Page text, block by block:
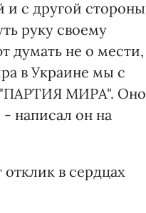
и с другой стороны
руку своему
думать не о мести,
в Украине мы с
МИРА". Оно
написал он на
в сердцах